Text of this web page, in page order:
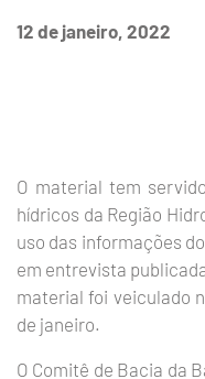
12 de janeiro, 2022
O material tem
hídricos da Região
uso das informações
em entrevista
material foi veiculado
de janeiro.
O Comitê de Bacia da